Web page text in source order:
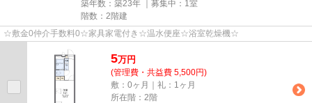
築年数：築23年 ｜募集中： 1室
階数：2階建
☆敷金0仲介手数料0☆家具家電付き☆温水便座☆浴室乾燥機☆
5万円
(管理費・共益費 5,500円)
敷：0ヶ月｜礼：1ヶ月
所在階：2階